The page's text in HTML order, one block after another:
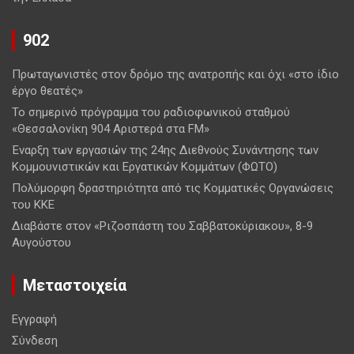
902
Πρωταγωνιστές στον δρόμο της ανατροπής και όχι «στο ίδιο
έργο θεατές»
Το σημερινό πρόγραμμα του ραδιοφωνικού σταθμού
«Θεσσαλονίκη 904 Αριστερά στα FM»
Έναρξη των εργασιών της 24ης Διεθνούς Συνάντησης των
Κομμουνιστικών και Εργατικών Κομμάτων (ΦΩΤΟ)
Πολύμορφη δραστηριότητα από τις Κομματικές Οργανώσεις
του ΚΚΕ
Διαβάστε στον «Ριζοσπάστη του Σαββατοκύριακου», 8-9
Αυγούστου
Μεταστοιχεία
Εγγραφή
Σύνδεση